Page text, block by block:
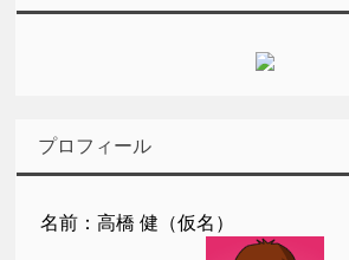
プロフィール
名前：高橋 健（仮名）